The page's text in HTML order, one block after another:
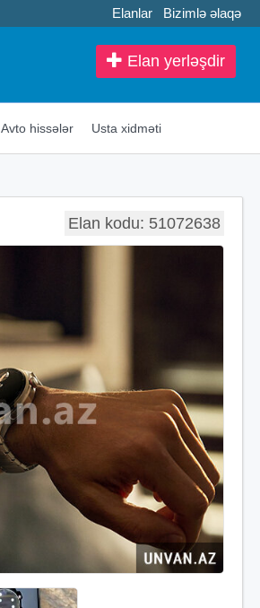
Elanlar Bizimlə əlaqə
Elan yerləşdir
Avto hissələr Usta xidməti
Elan kodu: 51072638